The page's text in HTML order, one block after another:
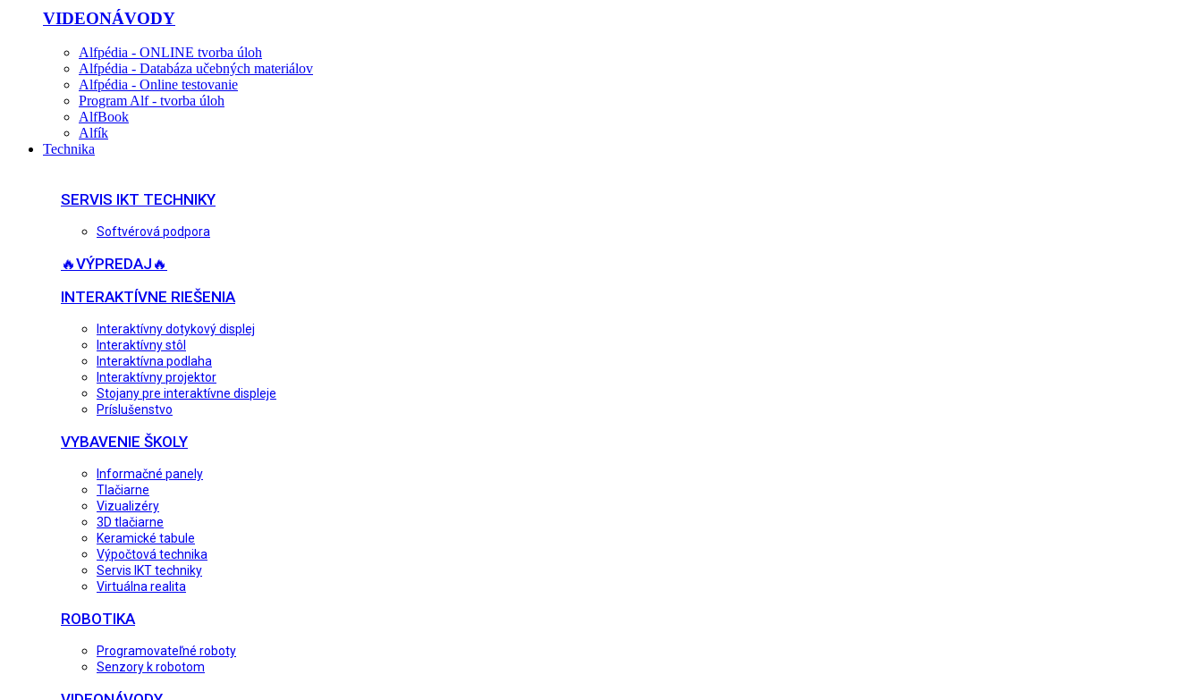
VIDEONÁVODY
Alfpédia - ONLINE tvorba úloh
Alfpédia - Databáza učebných materiálov
Alfpédia - Online testovanie
Program Alf - tvorba úloh
AlfBook
Alfík
Technika
SERVIS IKT TECHNIKY
Softvérová podpora
🔥VÝPREDAJ🔥
INTERAKTÍVNE RIEŠENIA
Interaktívny dotykový displej
Interaktívny stôl
Interaktívna podlaha
Interaktívny projektor
Stojany pre interaktívne displeje
Príslušenstvo
VYBAVENIE ŠKOLY
Informačné panely
Tlačiarne
Vizualizéry
3D tlačiarne
Keramické tabule
Výpočtová technika
Servis IKT techniky
Virtuálna realita
ROBOTIKA
Programovateľné roboty
Senzory k robotom